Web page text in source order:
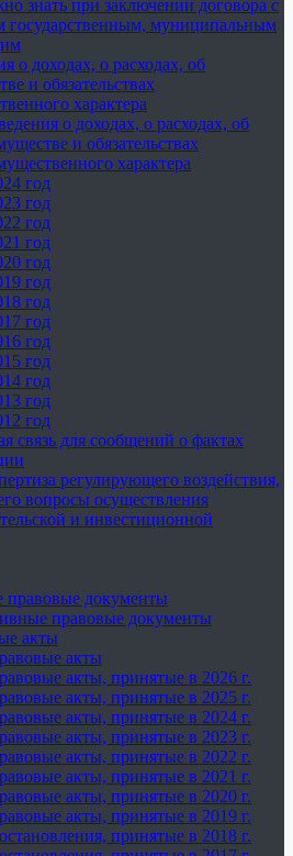
знать при заключении договора с
муниципальным
о доходах, о расходах, об
и обязательствах
характера
о доходах, о расходах, об
и обязательствах
характера
год
год
год
год
год
год
год
год
год
год
год
год
год
связь для сообщений о фактах
регулирующего воздействия,
вопросы осуществления
и инвестиционной
документы
правовые документы
акты
акты
акты, принятые в 2026 г.
акты, принятые в 2025 г.
акты, принятые в 2024 г.
акты, принятые в 2023 г.
акты, принятые в 2022 г.
акты, принятые в 2021 г.
акты, принятые в 2020 г.
акты, принятые в 2019 г.
принятые в 2018 г.